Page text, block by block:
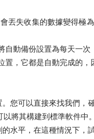
失收集的數據變得極
動備份設置為每天一
，它都是自動完成的，
您可以直接來找我們
將其構建到標準軟件中。
水平，在這種情況下